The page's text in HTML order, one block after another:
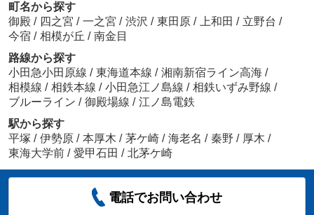
町名から探す
御殿 / 四之宮 / 一之宮 / 渋沢 / 東田原 / 上和田 / 立野台 /
今宿 / 相模が丘 / 南金目
路線から探す
小田急小田原線 / 東海道本線 / 湘南新宿ライン高海 /
相模線 / 相鉄本線 / 小田急江ノ島線 / 相鉄いずみ野線 /
ブルーライン / 御殿場線 / 江ノ島電鉄
駅から探す
平塚 / 伊勢原 / 本厚木 / 茅ケ崎 / 海老名 / 秦野 / 厚木 /
東海大学前 / 愛甲石田 / 北茅ケ崎
電話でお問い合わせ